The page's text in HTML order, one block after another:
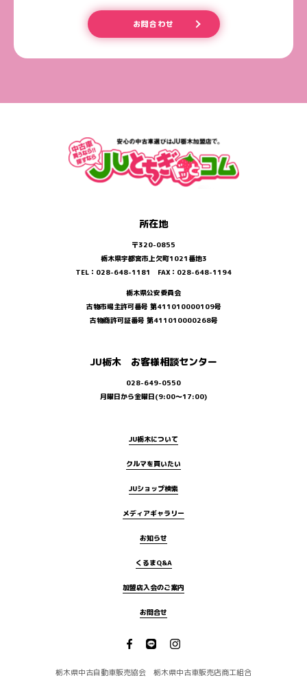
お問合わせ
所在地
〒320-0855
栃木県宇都宮市上欠町1021番地3
TEL：028-648-1181 FAX：028-648-1194
栃木県公安委員会
古物市場主許可番号 第411010000109号
古物商許可証番号 第411010000268号
JU栃木 お客様相談センター
028-649-0550
月曜日から金曜日(9:00～17:00)
JU栃木について
クルマを買いたい
JUショップ検索
メディアギャラリー
お知らせ
くるまQ&A
加盟店入会のご案内
お問合せ
栃木県中古自動車販売協会 栃木県中古車販売店商工組合